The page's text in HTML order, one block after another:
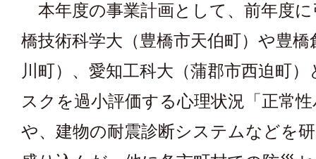
本年度の事業計画として、前年度
橋技術科学大（豊橋市天伯町）や豊橋
川町）、愛知工科大（蒲郡市西迫町
スクを過小評価する心理状況「正常
や、建物の耐震診断システムなどを